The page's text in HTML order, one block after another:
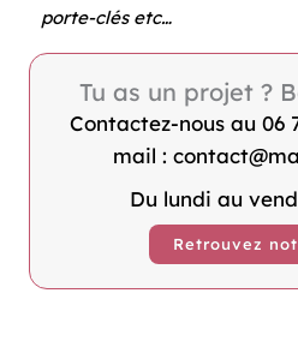
porte-clés etc…
Tu as un projet ?
Contactez-nous au 06
mail :
Du lundi au
Retrouvez